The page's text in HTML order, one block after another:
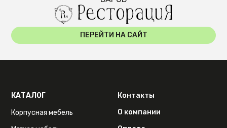
ПЕРЕЙТИ НА САЙТ
КАТАЛОГ
Корпусная мебель
Контакты
О компании